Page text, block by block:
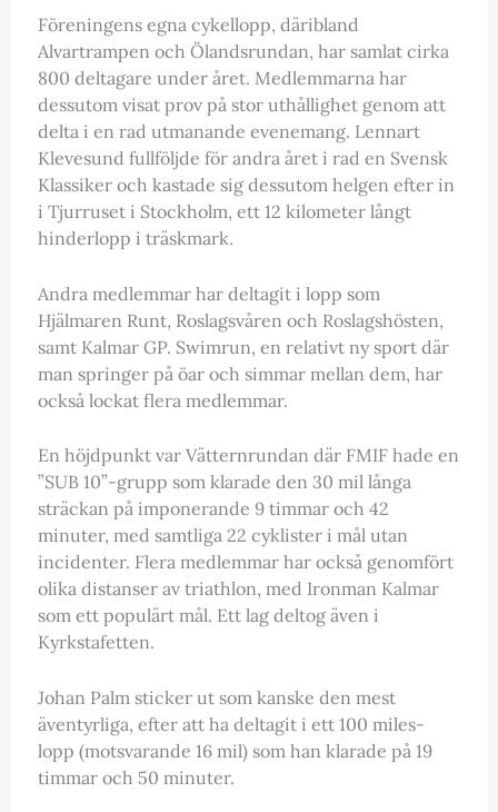
Föreningens egna cykellopp, däribland
Alvartrampen och Ölandsrundan, har samlat cirka
800 deltagare under året. Medlemmarna har
dessutom visat prov på stor uthållighet genom att
delta i en rad utmanande evenemang. Lennart
Klevesund fullföljde för andra året i rad en Svensk
Klassiker och kastade sig dessutom helgen efter in
i Tjurruset i Stockholm, ett 12 kilometer långt
hinderlopp i träskmark.
Andra medlemmar har deltagit i lopp som
Hjälmaren Runt, Roslagsvåren och Roslagshösten,
samt Kalmar GP. Swimrun, en relativt ny sport där
man springer på öar och simmar mellan dem, har
också lockat flera medlemmar.
En höjdpunkt var Vätternrundan där FMIF hade en
”SUB 10”-grupp som klarade den 30 mil långa
sträckan på imponerande 9 timmar och 42
minuter, med samtliga 22 cyklister i mål utan
incidenter. Flera medlemmar har också genomfört
olika distanser av triathlon, med Ironman Kalmar
som ett populärt mål. Ett lag deltog även i
Kyrkstafetten.
Johan Palm sticker ut som kanske den mest
äventyrliga, efter att ha deltagit i ett 100 miles-
lopp (motsvarande 16 mil) som han klarade på 19
timmar och 50 minuter.